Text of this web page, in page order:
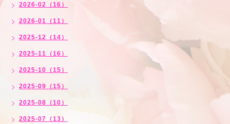
2026-02（16）
2026-01（11）
2025-12（14）
2025-11（16）
2025-10（15）
2025-09（15）
2025-08（10）
2025-07（13）